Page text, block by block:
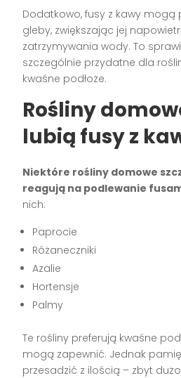
Dodatkowo, fusy z kawy mogą
gleby, zwiększając jej
zatrzymywania wody. To
szczególnie przydatne dla
kwaśne podłoże.
Rośliny
lubią fusy z
Niektóre rośliny domowe
reagują na podlewanie
nich:
Paprocie
Różaneczniki
Azalie
Hortensje
Palmy
Te rośliny preferują kwaśne
mogą zapewnić. Jednak
przesadzić z ilością – zbyt